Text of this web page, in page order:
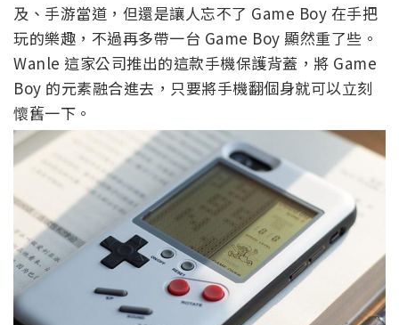
及、手游當道，但還是讓人忘不了 Game Boy 在手把
玩的樂趣，不過再多帶一台 Game Boy 顯然重了些。
Wanle 這家公司推出的這款手機保護背蓋，將 Game
Boy 的元素融合進去，只要將手機翻個身就可以立刻
懷舊一下。